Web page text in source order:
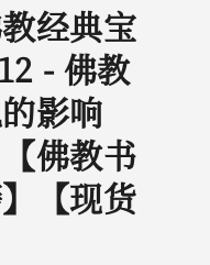
经典宝
- 佛教
影响
佛教书
【现货